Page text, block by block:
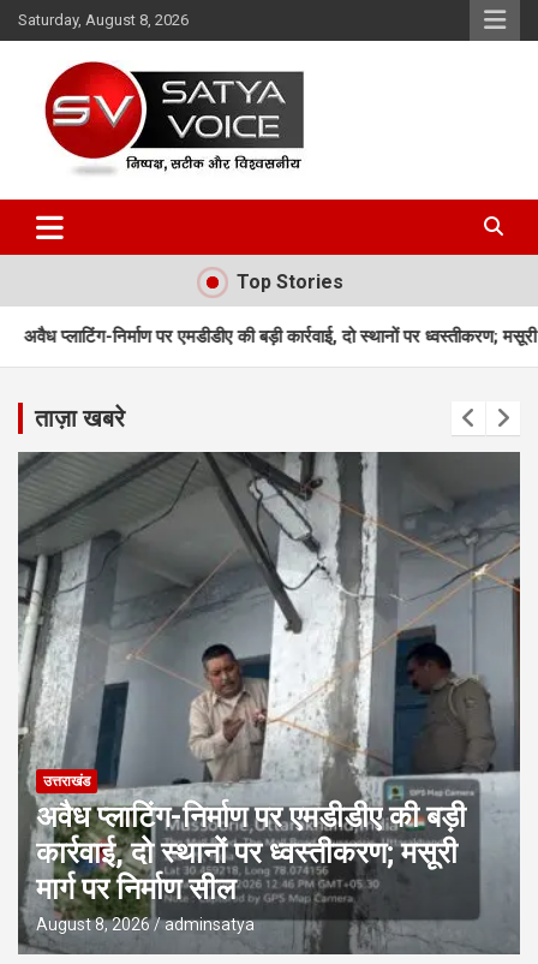
Skip
to
Saturday, August 8, 2026
Satya Voice
Top Stories
एमडीडीए की बड़ी कार्रवाई, दो स्थानों पर ध्वस्तीकरण; मसूरी मार्ग पर निर्माण सील
ताज़ा खबरे
उत्तराखंड
अवैध प्लाटिंग-निर्माण पर एमडीडीए की बड़ी
कार्रवाई, दो स्थानों पर ध्वस्तीकरण; मसूरी
मार्ग पर निर्माण सील
August 8, 2026 adminsatya